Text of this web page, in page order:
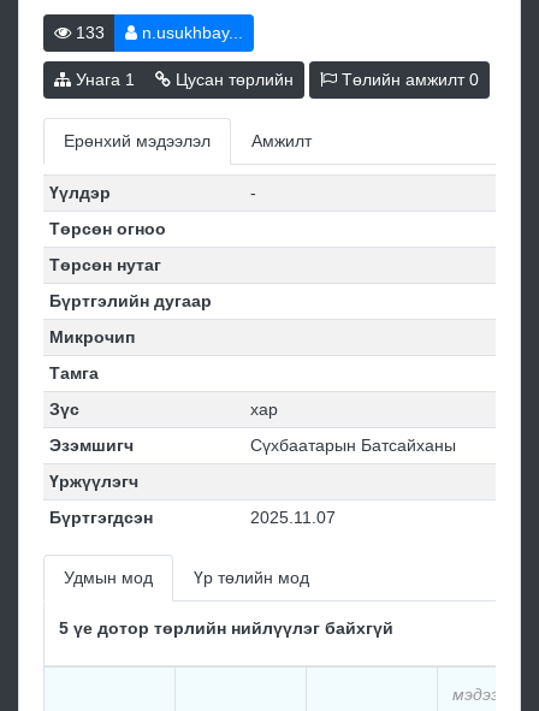
133 n.usukhbay...
Унага 1 Цусан төрлийн Төлийн амжилт0
Ерөнхий мэдээлэл Амжилт
Үүлдэр
-
Төрсөн огноо
Төрсөн нутаг
Бүртгэлийн дугаар
Микрочип
Тамга
Зүс
хар
Эзэмшигч
Сүхбаатарын Батсайханы
Үржүүлэгч
Бүртгэгдсэн
2025.11.07
Удмын мод Үр төлийн мод
5 үе дотор төрлийн нийлүүлэг байхгүй